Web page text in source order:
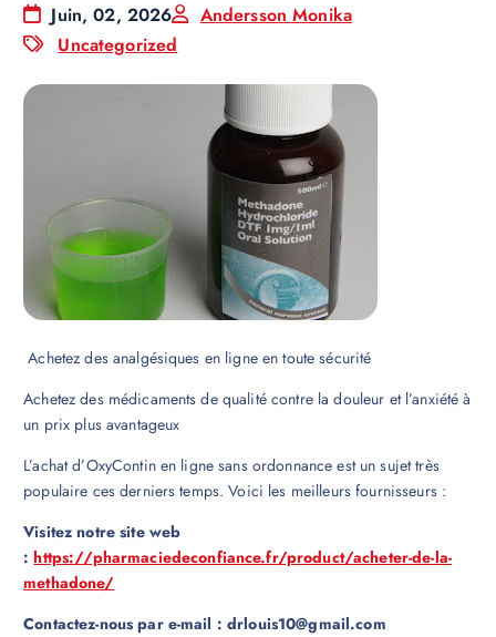
Juin, 02, 2026
Andersson Monika
Uncategorized
Achetez des analgésiques en ligne en toute sécurité
Achetez des médicaments de qualité contre la douleur et l’anxiété à
un prix plus avantageux
L’achat d’OxyContin en ligne sans ordonnance est un sujet très
populaire ces derniers temps. Voici les meilleurs fournisseurs :
Visitez notre site web
:https://pharmaciedeconfiance.fr/product/acheter-de-la-
methadone/
Contactez-nous par e-mail : drlouis10@gmail.com